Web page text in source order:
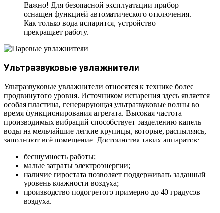
Важно! Для безопасной эксплуатации прибор
оснащен функцией автоматического отключения.
Как только вода испарится, устройство
прекращает работу.
Ультразвуковые увлажнители
Ультразвуковые увлажнители относятся к технике более
продвинутого уровня. Источником испарения здесь является
особая пластина, генерирующая ультразвуковые волны во
время функционирования агрегата. Высокая частота
производимых вибраций способствует разделению капель
воды на мельчайшие легкие крупицы, которые, распыляясь,
заполняют всё помещение. Достоинства таких аппаратов:
бесшумность работы;
малые затраты электроэнергии;
наличие гиростата позволяет поддерживать заданный
уровень влажности воздуха;
производство подогретого примерно до 40 градусов
воздуха.